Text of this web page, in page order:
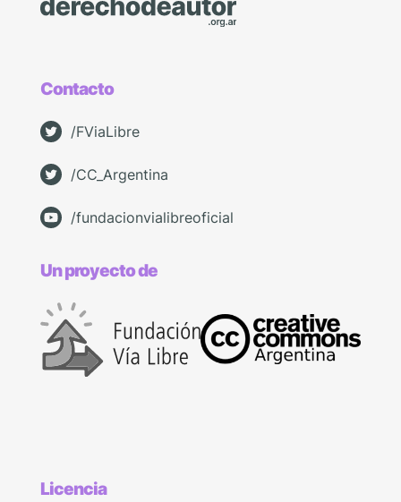
Contacto
/FViaLibre
/CC_Argentina
/fundacionvialibreoficial
Un proyecto de
Licencia